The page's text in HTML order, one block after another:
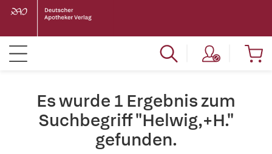
Es wurde 1 Ergebnis zum
Suchbegriff "Helwig,+H."
gefunden.